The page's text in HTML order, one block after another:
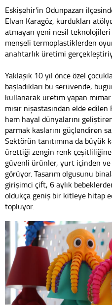
Eskişehir'in Odunpazarı
Elvan Karagöz, kurdukları
atmayan yeni nesil
menşeli termoplastiklerden
anahtarlık üretimi
Yaklaşık 10 yıl önce özel
başladıkları bu serüvende,
kullanarak üretim yapan
mısır nişastasından elde
hem hayal dünyalarını
parmak kaslarını güçlendiren
Sektörün tanıtımına da büyük
ürettiği zengin renk çeşitliliğine
güvenli ürünler, yurt içinden ve
görüyor. Tasarım olgusunu
girişimci çift, 6 aylık
oldukça geniş bir kitleye hitap
topluyor.